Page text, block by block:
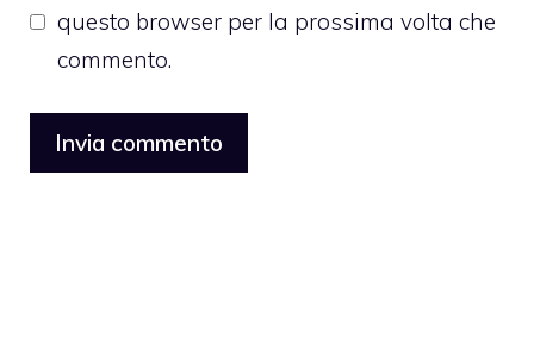
questo browser per la prossima volta che
commento.